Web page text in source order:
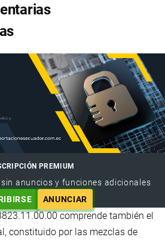
PREMIUM
anuncios y funciones adicionales
ANUNCIAR
comprende también el
constituido por las mezclas de